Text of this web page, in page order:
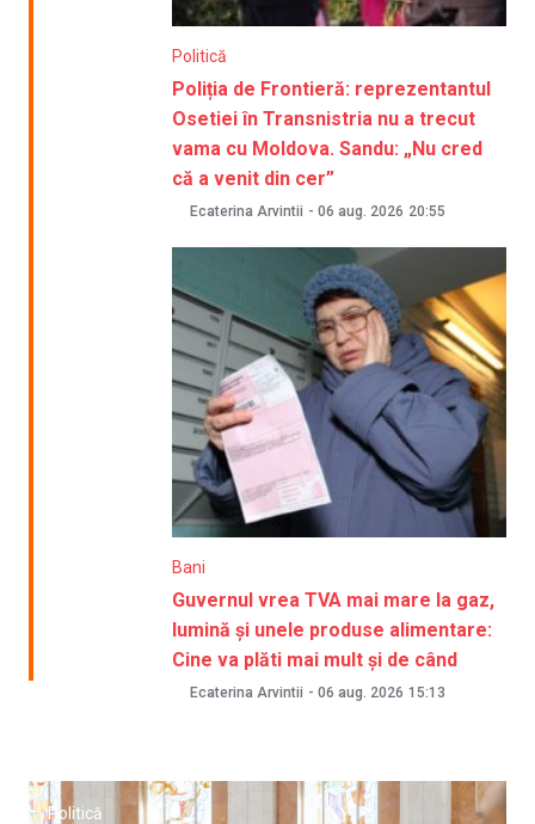
Politică
Poliția de Frontieră: reprezentantul
Osetiei în Transnistria nu a trecut
vama cu Moldova. Sandu: „Nu cred
că a venit din cer”
Ecaterina Arvintii - 06 aug. 2026 20:55
Bani
Guvernul vrea TVA mai mare la gaz,
lumină și unele produse alimentare:
Cine va plăti mai mult și de când
Ecaterina Arvintii - 06 aug. 2026 15:13
Politică